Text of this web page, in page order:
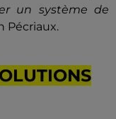
un système de
Pécriaux.